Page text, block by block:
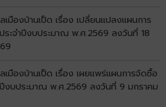
เมืองบ้านเป็ด เรื่อง เปลี่ยนแปลงแผนการ
ระจำปีงบประมาณ พ.ศ.2569 ลงวันที่ 18
เมืองบ้านเป็ด เรื่อง เผยแพร่แผนการจัดซื้อ
ปีงบประมาณ พ.ศ.2569 ลงวันที่ 9 มกราคม